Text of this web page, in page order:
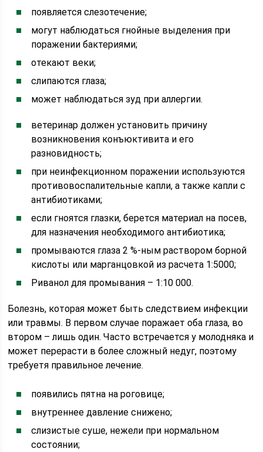
появляется слезотечение;
могут наблюдаться гнойные выделения при
поражении бактериями;
отекают веки;
слипаются глаза;
может наблюдаться зуд при аллергии.
ветеринар должен установить причину
возникновения конъюктивита и его
разновидность;
при неинфекционном поражении используются
противовоспалительные капли, а также капли с
антибиотиками;
если гноятся глазки, берется материал на посев,
для назначения необходимого антибиотика;
промываются глаза 2 %-ным раствором борной
кислоты или марганцовкой из расчета 1:5000;
Риванол для промывания – 1:10 000.
Болезнь, которая может быть следствием инфекции
или травмы. В первом случае поражает оба глаза, во
втором – лишь один. Часто встречается у молодняка и
может перерасти в более сложный недуг, поэтому
требуетя правильное лечение.
появились пятна на роговице;
внутреннее давление снижено;
слизистые суше, нежели при нормальном
состоянии;